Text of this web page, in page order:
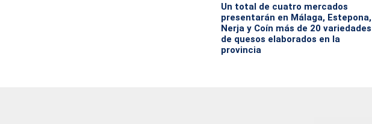
Un total de cuatro mercados
presentarán en Málaga, Estepona,
Nerja y Coín más de 20 variedades
de quesos elaborados en la
provincia